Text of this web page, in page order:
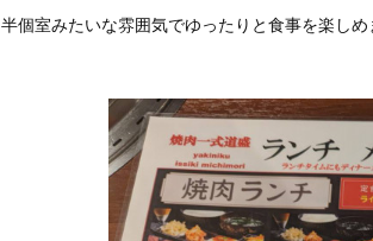
半個室みたいな雰囲気でゆったりと食事を楽しめ